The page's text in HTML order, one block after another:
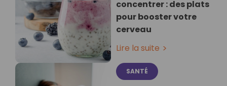
concentrer : des plats
pour booster votre
cerveau
Lire la suite
SANTÉ